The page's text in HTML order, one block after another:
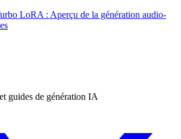
LoRA : Aperçu de la génération audio-
guides de génération IA